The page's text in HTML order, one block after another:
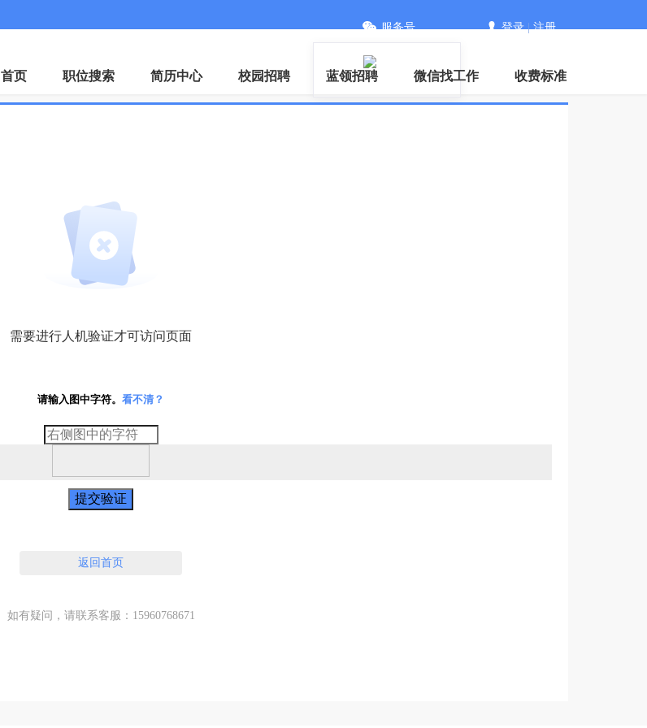
服务号 登录|注册
首页 职位搜索 简历中心 校园招聘 蓝领招聘 微信找工作 收费标准
需要进行人机验证才可访问页面
请输入图中字符。 看不清？
提交验证
返回首页
如有疑问，请联系客服：15960768671